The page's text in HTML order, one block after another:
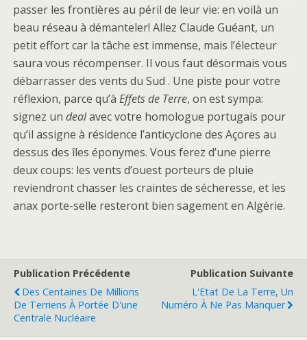
passer les frontières au péril de leur vie: en voilà un
beau réseau à démanteler! Allez Claude Guéant, un
petit effort car la tâche est immense, mais l’électeur
saura vous récompenser. Il vous faut désormais vous
débarrasser des vents du Sud . Une piste pour votre
réflexion, parce qu’à Effets de Terre, on est sympa:
signez un dealavec votre homologue portugais pour
qu’il assigne à résidence l’anticyclone des Açores au
dessus des îles éponymes. Vous ferez d’une pierre
deux coups: les vents d’ouest porteurs de pluie
reviendront chasser les craintes de sécheresse, et les
anax porte-selle resteront bien sagement en Algérie.
Publication Précédente
Des Centaines De Millions
De Terriens À Portée D'une
Centrale Nucléaire
Publication Suivante
L'Etat De La Terre, Un
Numéro À Ne Pas Manquer